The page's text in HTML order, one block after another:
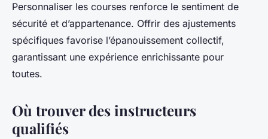
Personnaliser les courses renforce le sentiment de
sécurité et d’appartenance. Offrir des ajustements
spécifiques favorise l’épanouissement collectif,
garantissant une expérience enrichissante pour
toutes.
Où trouver des instructeurs
qualifiés